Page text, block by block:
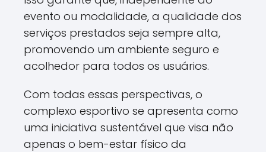
evento ou modalidade, a qualidade dos
serviços prestados seja sempre alta,
promovendo um ambiente seguro e
acolhedor para todos os usuários.
Com todas essas perspectivas, o
complexo esportivo se apresenta como
uma iniciativa sustentável que visa não
apenas o bem-estar físico da